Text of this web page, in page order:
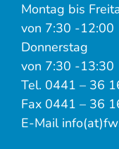
Montag bis
von 7:30 -12:00
Donnerstag
von 7:30 -13:30
Tel. 0441 – 36
Fax 0441 – 36
E-Mail